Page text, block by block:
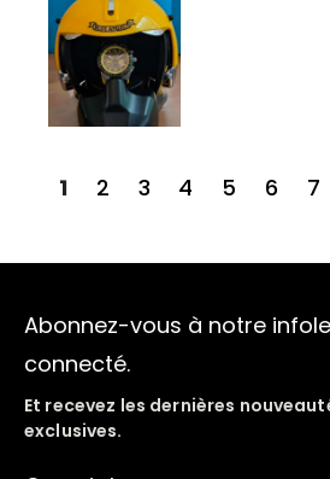
1 2 3 4 5 6 7
Abonnez-vous à notre
connecté.
Et recevez les dernières
exclusives.